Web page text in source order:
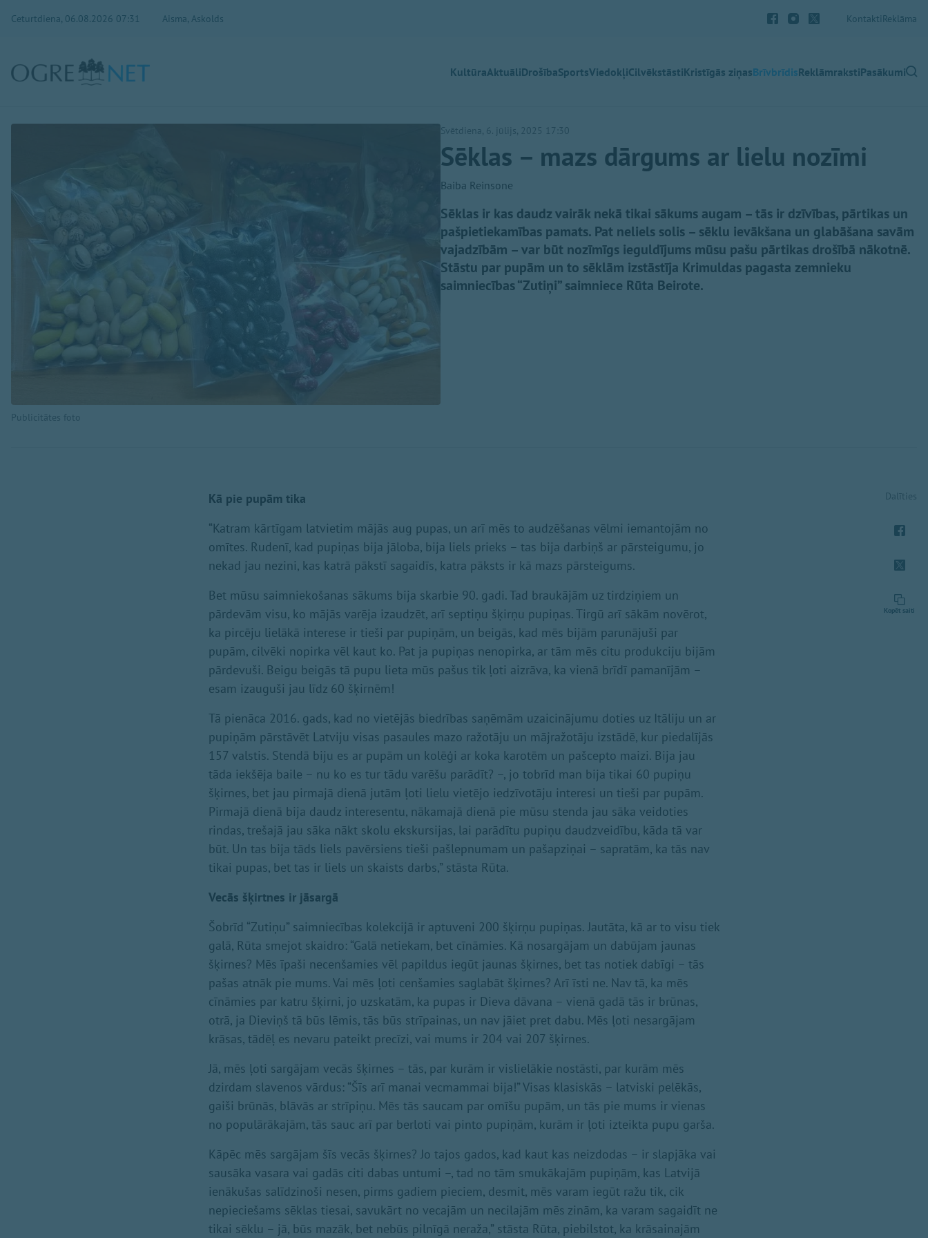
Ceturtdiena, 06.08.2026 07:31 Aisma, Askolds KontaktiReklāma
KultūraAktuāliDrošībaSportsViedokļiCilvēkstāstiKristīgās ziņasBrīvbrīdisReklāmrakstiPasākumi
Publicitātes foto
Svētdiena, 6. jūlijs, 2025 17:30
Sēklas – mazs dārgums ar lielu nozīmi
Baiba Reinsone
Sēklas ir kas daudz vairāk nekā tikai sākums augam – tās ir dzīvības, pārtikas un
pašpietiekamības pamats. Pat neliels solis – sēklu ievākšana un glabāšana savām
vajadzībām – var būt nozīmīgs ieguldījums mūsu pašu pārtikas drošībā nākotnē.
Stāstu par pupām un to sēklām izstāstīja Krimuldas pagasta zemnieku
saimniecības “Zutiņi” saimniece Rūta Beirote.
Kā pie pupām tika
“Katram kārtīgam latvietim mājās aug pupas, un arī mēs to audzēšanas vēlmi iemantojām no
omītes. Rudenī, kad pupiņas bija jāloba, bija liels prieks – tas bija darbiņš ar pārsteigumu, jo
nekad jau nezini, kas katrā pākstī sagaidīs, katra pāksts ir kā mazs pārsteigums.
Bet mūsu saimniekošanas sākums bija skarbie 90. gadi. Tad braukājām uz tirdziņiem un
pārdevām visu, ko mājās varēja izaudzēt, arī septiņu šķirņu pupiņas. Tirgū arī sākām novērot,
ka pircēju lielākā interese ir tieši par pupiņām, un beigās, kad mēs bijām parunājuši par
pupām, cilvēki nopirka vēl kaut ko. Pat ja pupiņas nenopirka, ar tām mēs citu produkciju bijām
pārdevuši. Beigu beigās tā pupu lieta mūs pašus tik ļoti aizrāva, ka vienā brīdī pamanījām –
esam izauguši jau līdz 60 šķirnēm!
Tā pienāca 2016. gads, kad no vietējās biedrības saņēmām uzaicinājumu doties uz Itāliju un ar
pupiņām pārstāvēt Latviju visas pasaules mazo ražotāju un mājražotāju izstādē, kur piedalījās
157 valstis. Stendā biju es ar pupām un kolēģi ar koka karotēm un pašcepto maizi. Bija jau
tāda iekšēja baile – nu ko es tur tādu varēšu parādīt? –, jo tobrīd man bija tikai 60 pupiņu
šķirnes, bet jau pirmajā dienā jutām ļoti lielu vietējo iedzīvotāju interesi un tieši par pupām.
Pirmajā dienā bija daudz interesentu, nākamajā dienā pie mūsu stenda jau sāka veidoties
rindas, trešajā jau sāka nākt skolu ekskursijas, lai parādītu pupiņu daudzveidību, kāda tā var
būt. Un tas bija tāds liels pavērsiens tieši pašlepnumam un pašapziņai – sapratām, ka tās nav
tikai pupas, bet tas ir liels un skaists darbs,” stāsta Rūta.
Vecās šķirtnes ir jāsargā
Šobrīd “Zutiņu” saimniecības kolekcijā ir aptuveni 200 šķirņu pupiņas. Jautāta, kā ar to visu tiek
galā, Rūta smejot skaidro: “Galā netiekam, bet cīnāmies. Kā nosargājam un dabūjam jaunas
šķirnes? Mēs īpaši necenšamies vēl papildus iegūt jaunas šķirnes, bet tas notiek dabīgi – tās
pašas atnāk pie mums. Vai mēs ļoti cenšamies saglabāt šķirnes? Arī īsti ne. Nav tā, ka mēs
cīnāmies par katru šķirni, jo uzskatām, ka pupas ir Dieva dāvana – vienā gadā tās ir brūnas,
otrā, ja Dieviņš tā būs lēmis, tās būs strīpainas, un nav jāiet pret dabu. Mēs ļoti nesargājam
krāsas, tādēļ es nevaru pateikt precīzi, vai mums ir 204 vai 207 šķirnes.
Jā, mēs ļoti sargājam vecās šķirnes – tās, par kurām ir vislielākie nostāsti, par kurām mēs
dzirdam slavenos vārdus: “Šīs arī manai vecmammai bija!” Visas klasiskās – latviski pelēkās,
gaiši brūnās, blāvās ar strīpiņu. Mēs tās saucam par omīšu pupām, un tās pie mums ir vienas
no populārākajām, tās sauc arī par berloti vai pinto pupiņām, kurām ir ļoti izteikta pupu garša.
Kāpēc mēs sargājam šīs vecās šķirnes? Jo tajos gados, kad kaut kas neizdodas – ir slapjāka vai
sausāka vasara vai gadās citi dabas untumi –, tad no tām smukākajām pupiņām, kas Latvijā
ienākušas salīdzinoši nesen, pirms gadiem pieciem, desmit, mēs varam iegūt ražu tik, cik
nepieciešams sēklas tiesai, savukārt no vecajām un necilajām mēs zinām, ka varam sagaidīt ne
tikai sēklu – jā, būs mazāk, bet nebūs pilnīgā neraža,” stāsta Rūta, piebilstot, ka krāsainajām
Dalīties
Kopēt saiti